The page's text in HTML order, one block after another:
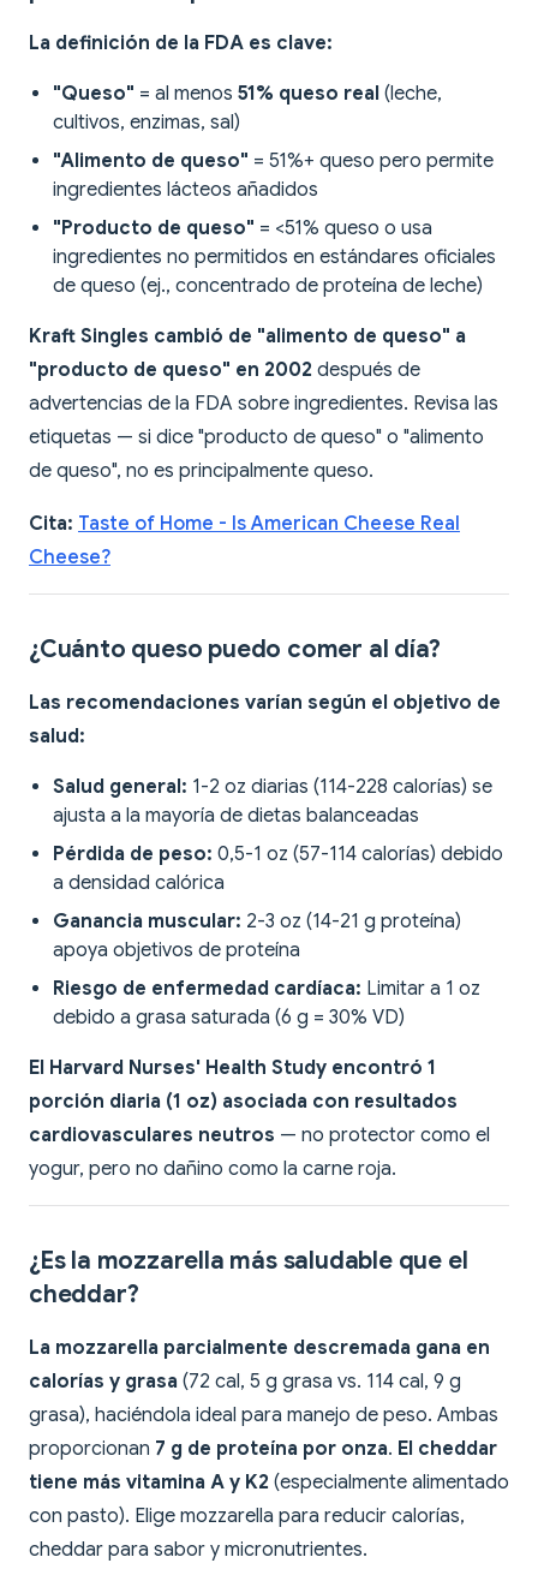
La definición de la FDA es clave:
"Queso" = al menos 51% queso real (leche,
cultivos, enzimas, sal)
"Alimento de queso" = 51%+ queso pero permite
ingredientes lácteos añadidos
"Producto de queso" = <51% queso o usa
ingredientes no permitidos en estándares oficiales
de queso (ej., concentrado de proteína de leche)
Kraft Singles cambió de "alimento de queso" a
"producto de queso" en 2002 después de
advertencias de la FDA sobre ingredientes. Revisa las
etiquetas — si dice "producto de queso" o "alimento
de queso", no es principalmente queso.
Cita: Taste of Home - Is American Cheese Real
Cheese?
¿Cuánto queso puedo comer al día?
Las recomendaciones varían según el objetivo de
salud:
Salud general: 1-2 oz diarias (114-228 calorías) se
ajusta a la mayoría de dietas balanceadas
Pérdida de peso: 0,5-1 oz (57-114 calorías) debido
a densidad calórica
Ganancia muscular: 2-3 oz (14-21 g proteína)
apoya objetivos de proteína
Riesgo de enfermedad cardíaca: Limitar a 1 oz
debido a grasa saturada (6 g = 30% VD)
El Harvard Nurses' Health Study encontró 1
porción diaria (1 oz) asociada con resultados
cardiovasculares neutros — no protector como el
yogur, pero no dañino como la carne roja.
¿Es la mozzarella más saludable que el
cheddar?
La mozzarella parcialmente descremada gana en
calorías y grasa (72 cal, 5 g grasa vs. 114 cal, 9 g
grasa), haciéndola ideal para manejo de peso. Ambas
proporcionan 7 g de proteína por onza. El cheddar
tiene más vitamina A y K2 (especialmente alimentado
con pasto). Elige mozzarella para reducir calorías,
cheddar para sabor y micronutrientes.